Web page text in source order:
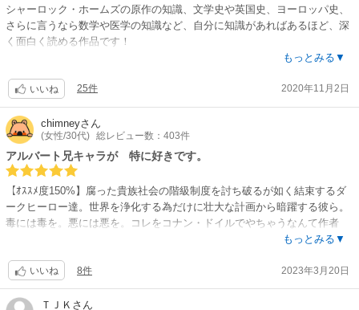
シャーロック・ホームズの原作の知識、文学史や英国史、ヨーロッパ史、
さらに言うなら数学や医学の知識など、自分に知識があればあるほど、深
く面白く読める作品です！
ですが最低限、モリアーティ教授がシャーロック・ホームズの最大のライ
っていると思いました。
作画も美麗で目の保養になります…?
多少残虐な描写もありますので、苦手な方は気をつけた方がいい話もあり
ますが、それを差し引いても読む手を止められなくなる作品です。
憂国とは、国を憂う、国の未来を思う愛国者、という意味です。読み進め
る度に『憂国』という言葉の重みが増していきます。
アニメも現在放送されていますが、現時点ではかなり構成が違っている印
象です。
簡潔に1話にまとめられており、悪く言えば内容を端折っているため、ア
なので漫画を読んだ方がより作品を深く理解できますよ！
ただアニメも作画は神ですし声優陣も素晴らしいです！
もっとみる▼
いいね 25件 2020年11月2日
chimneyさん
(女性/30代) 総レビュー数：403件
アルバート兄キャラが 特に好きです。
【ｵｽｽﾒ度150%】腐った貴族社会の階級制度を討ち破るが如く結束するダ
ークヒーロー達。世界を浄化する為だけに壮大な計画から暗躍する彼ら。
毒には毒を。悪には悪を。コレをコナン・ドイルでやちゃうなんて作者
様 凄い。しかも名探偵シャーロック・ホームズの宿敵モリアーティ視
本作品には 作画者様の美麗画でなければ 私は出会っていません。少女
漫画よりも少女漫画ぽく 全キャラデザが素敵です。少年漫画なのに萌キ
ャラたくさんです。特にシャーロック・ホームズ。形から入るのでコチラ
もっとみる▼
いいね 8件 2023年3月20日
ＴＪＫ さん